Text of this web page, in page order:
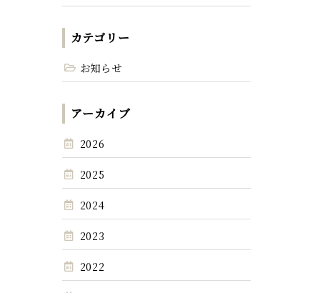
カテゴリー
お知らせ
アーカイブ
2026
2025
2024
2023
2022